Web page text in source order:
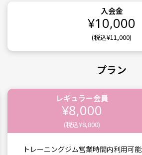
入会金
¥10,000
(税込¥11,000)
プラン
レギュラー会員
¥8,000
(税込¥8,800)
トレーニングジム営業時間内利用可能